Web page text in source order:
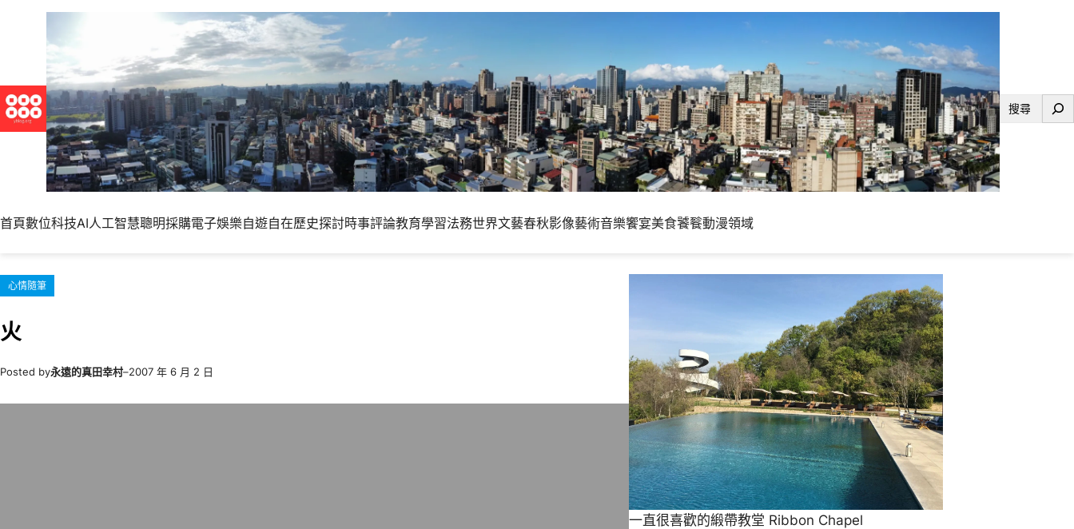
內
容
搜
首頁數位科技AI人工智慧聰明採購電子娛樂自遊自在歷史探討時事評論教育學習法務世界文藝春秋影像藝術音樂饗宴美食饕餮動漫領域
心情隨筆
火
Posted by永遠的真田幸村–2007 年 6 月 2 日
一直很喜歡的緞帶教堂 Ribbon Chapel